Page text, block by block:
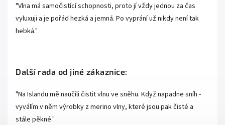
"Vlna má samočistící schopnosti, proto jí vždy jednou za čas
vyluxuji a je pořád hezká a jemná. Po vyprání už nikdy není tak
hebká."
Další rada od jiné zákaznice:
"Na Islandu mě naučili čistit vlnu ve sněhu. Když napadne sníh -
vyválím v něm výrobky z merino vlny, které jsou pak čisté a
stále pěkné."